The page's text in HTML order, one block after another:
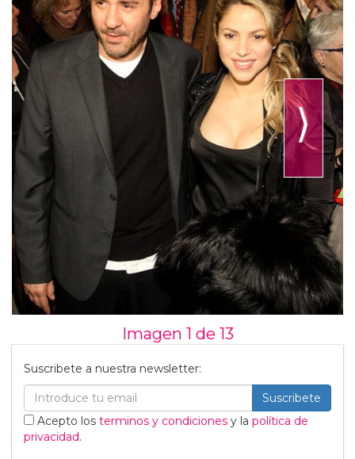
⟩
Imagen 1 de 13
Suscribete a nuestra newsletter:
Suscribete
Acepto los terminos y condiciones y la política de
privacidad.